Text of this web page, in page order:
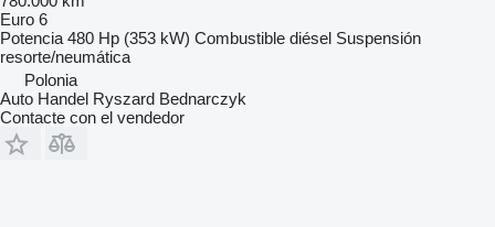
Euro 6
Potencia 480 Hp (353 kW) Combustible diésel Suspensión
resorte/neumática
Polonia
Auto Handel Ryszard Bednarczyk
Contacte con el vendedor